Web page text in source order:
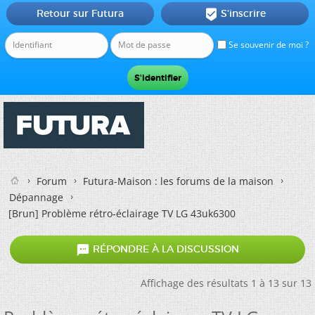
Se souvenir de moi ?
Retour sur Futura  S'inscrire
Forum
Futura-Maison : les forums de la maison
Dépannage
[Brun]Problème rétro-éclairage TV LG 43uk6300
 RÉPONDRE À LA DISCUSSION
Affichage des résultats 1 à 13 sur 13